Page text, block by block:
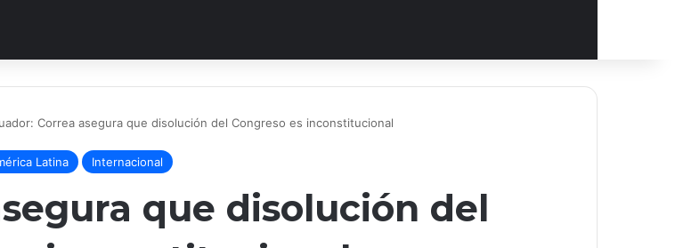
Correa asegura que disolución del Congreso es inconstitucional
Latina Internacional
que disolución del